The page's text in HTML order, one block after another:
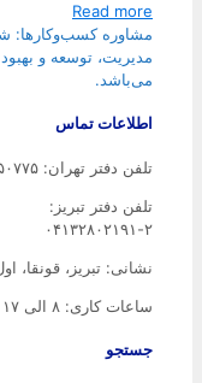
Read more
مشاوره کسب‌وکارها:
مدیریت، توسعه و
می‌باشد.
اطلاعات تماس
تلفن دفتر تهران: ۰۲۱۸۸۹۵۰۷۷۵
تلفن‌ دفتر تبریز:
۰۴۱۳۲۸۰۲۱۹۱-۲
نشانی: تبریز، قونقا،
ساعات کاری: ۸ الی ۱۷
جستجو